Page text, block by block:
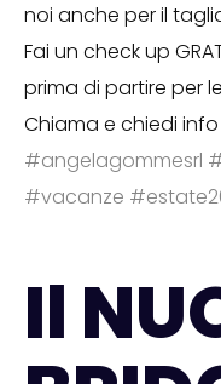
noi anche per il
Fai un check up
prima di partire per
Chiama e chiedi info
#angelagommesrl
#vacanze
Il